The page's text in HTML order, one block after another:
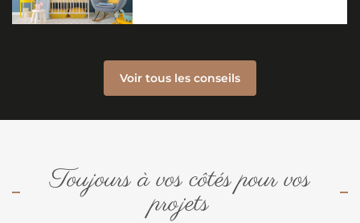
Voir tous les conseils
Toujours à vos côtés pour vos
projets